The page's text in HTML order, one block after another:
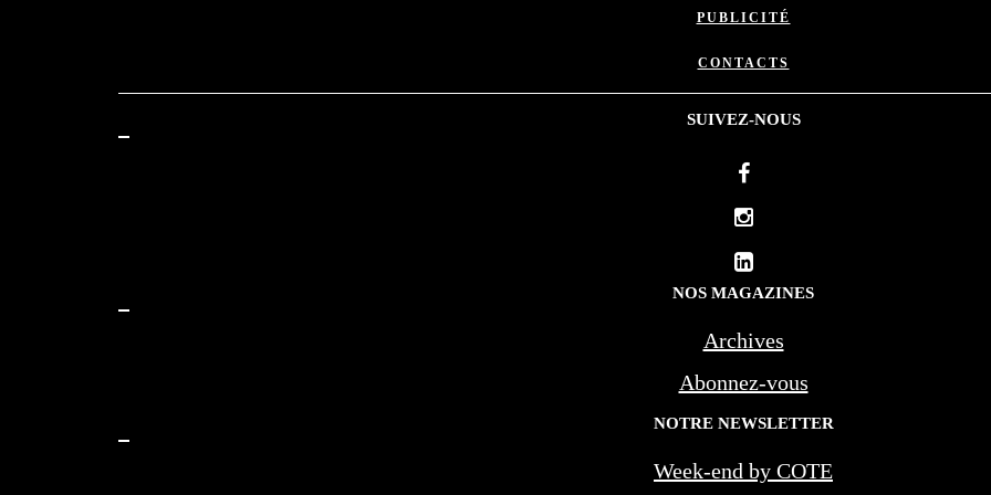
PUBLICITÉ
CONTACTS
SUIVEZ-NOUS
NOS MAGAZINES
Archives
Abonnez-vous
NOTRE NEWSLETTER
Week-end by COTE